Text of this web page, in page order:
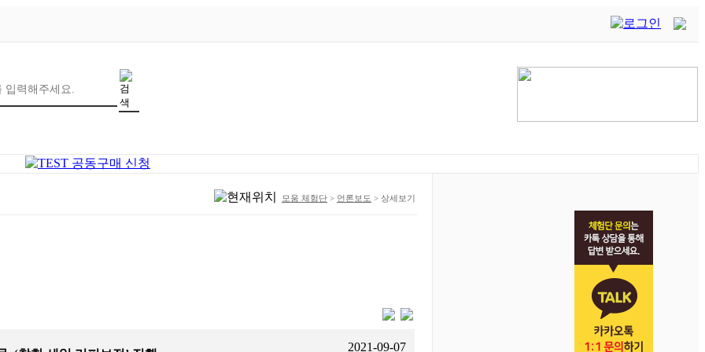
모움 체험단 > 언론보도 > 상세보기
2021-09-07